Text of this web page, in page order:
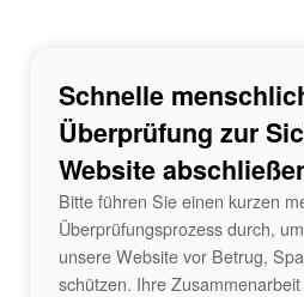
Schnelle
Überprüfung zur
Website
Bitte führen Sie einen kurzen
Überprüfungsprozess durch,
unsere Website vor Betrug,
schützen. Ihre